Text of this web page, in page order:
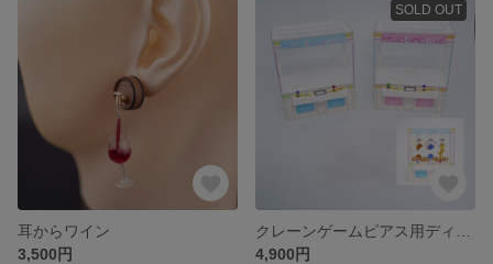
耳からワイン
3,500円
SOLD OUT
4,900円